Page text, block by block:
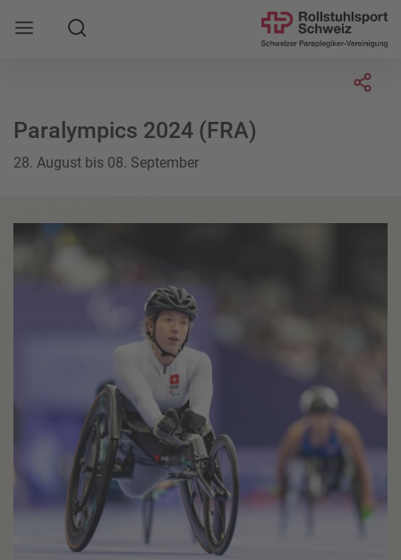
Mobile Navigation öffnen
Suche
Paralympics 2024 (FRA)
28. August bis 08. September